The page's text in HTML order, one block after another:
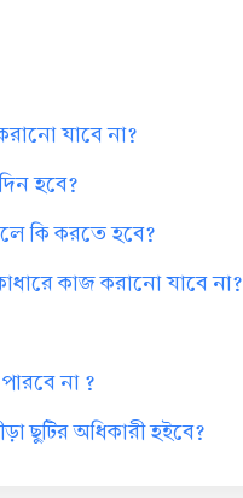
যাবে না?
হবে?
কি করতে হবে?
কাজ করানো যাবে না?
না ?
ছুটির অধিকারী হইবে?